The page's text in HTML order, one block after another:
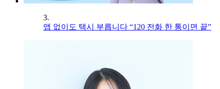
3.
앱 없이도 택시 부릅니다 “120 전화 한 통이면 끝”